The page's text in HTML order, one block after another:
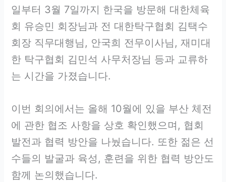
일부터 3월 7일까지 한국을 방문해 대한체육
회 유승민 회장님과 전 대한탁구협회 김택수
회장 직무대행님, 안국희 전무이사님, 재미대
한 탁구협회 김민석 사무처장님 등과 교류하
는 시간을 가졌습니다.
이번 회의에서는 올해 10월에 있을 부산 체전
에 관한 협조 사항을 상호 확인했으며, 협회
발전과 협력 방안을 나눴습니다. 또한 젊은 선
수들의 발굴과 육성, 훈련을 위한 협력 방안도
함께 논의했습니다.